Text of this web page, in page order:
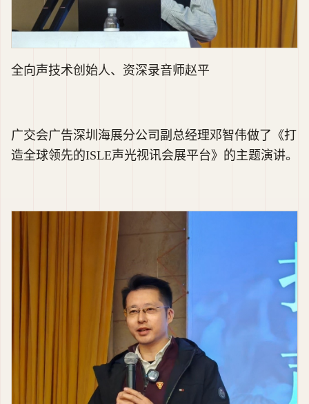
全向声技术创始人、资深录音师赵平
广交会广告深圳海展分公司副总经理邓智伟做了《打
造全球领先的ISLE声光视讯会展平台》的主题演讲。